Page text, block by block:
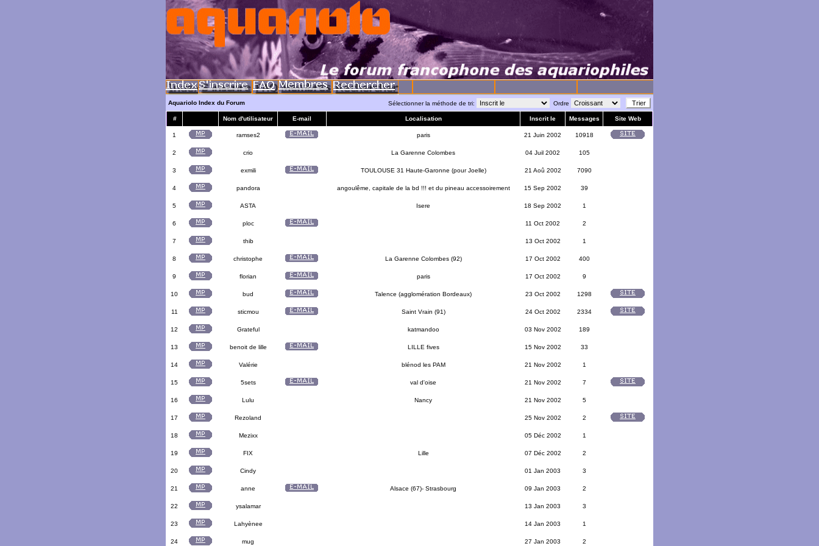
Aquariolo Index du Forum Sélectionner la méthode de tri: Ordre
# Nom d'utilisateur E-mail Localisation Inscrit le Messages Site Web
1 ramses2 paris 21 Juin 2002 10918
2 crio La Garenne Colombes 04 Juil 2002 105
3 exmili TOULOUSE 31 Haute-Garonne (pour Joelle) 21 Aoû 2002 7090
4 pandora angoulême, capitale de la bd !!! et du pineau accessoirement 15 Sep 2002 39
5 ASTA Isere 18 Sep 2002 1
6 ploc 11 Oct 2002 2
7 thib 13 Oct 2002 1
8 christophe La Garenne Colombes (92) 17 Oct 2002 400
9 florian paris 17 Oct 2002 9
10 bud Talence (agglomération Bordeaux) 23 Oct 2002 1298
11 sticmou Saint Vrain (91) 24 Oct 2002 2334
12 Grateful katmandoo 03 Nov 2002 189
13 benoit de lille LILLE fives 15 Nov 2002 33
14 Valérie blénod les PAM 21 Nov 2002 1
15 5sets val d'oise 21 Nov 2002 7
16 Lulu Nancy 21 Nov 2002 5
17 Rezoland 25 Nov 2002 2
18 Mezixx 05 Déc 2002 1
19 FIX Lille 07 Déc 2002 2
20 Cindy 01 Jan 2003 3
21 anne Alsace (67)- Strasbourg 09 Jan 2003 2
22 ysalamar 13 Jan 2003 3
23 Lahyènee 14 Jan 2003 1
24 mug 27 Jan 2003 2